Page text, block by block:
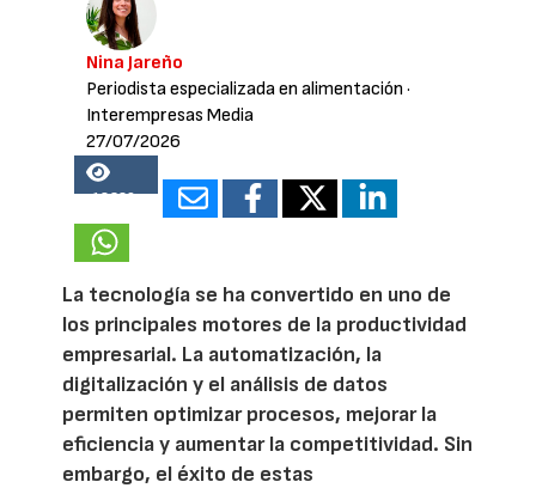
Nina Jareño
Periodista especializada en alimentación ·
Interempresas Media
27/07/2026
18329
La tecnología se ha convertido en uno de
los principales motores de la productividad
empresarial. La automatización, la
digitalización y el análisis de datos
permiten optimizar procesos, mejorar la
eficiencia y aumentar la competitividad. Sin
embargo, el éxito de estas